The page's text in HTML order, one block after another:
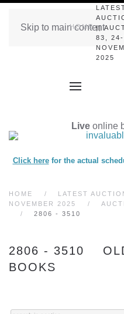
Skip to main content
HOME ||
83, 24-
2025
Live online
Click herefor the actual
HOME
LATEST
NOVEMBER 2025
2806 - 3510
2806 - 3510
BOOKS